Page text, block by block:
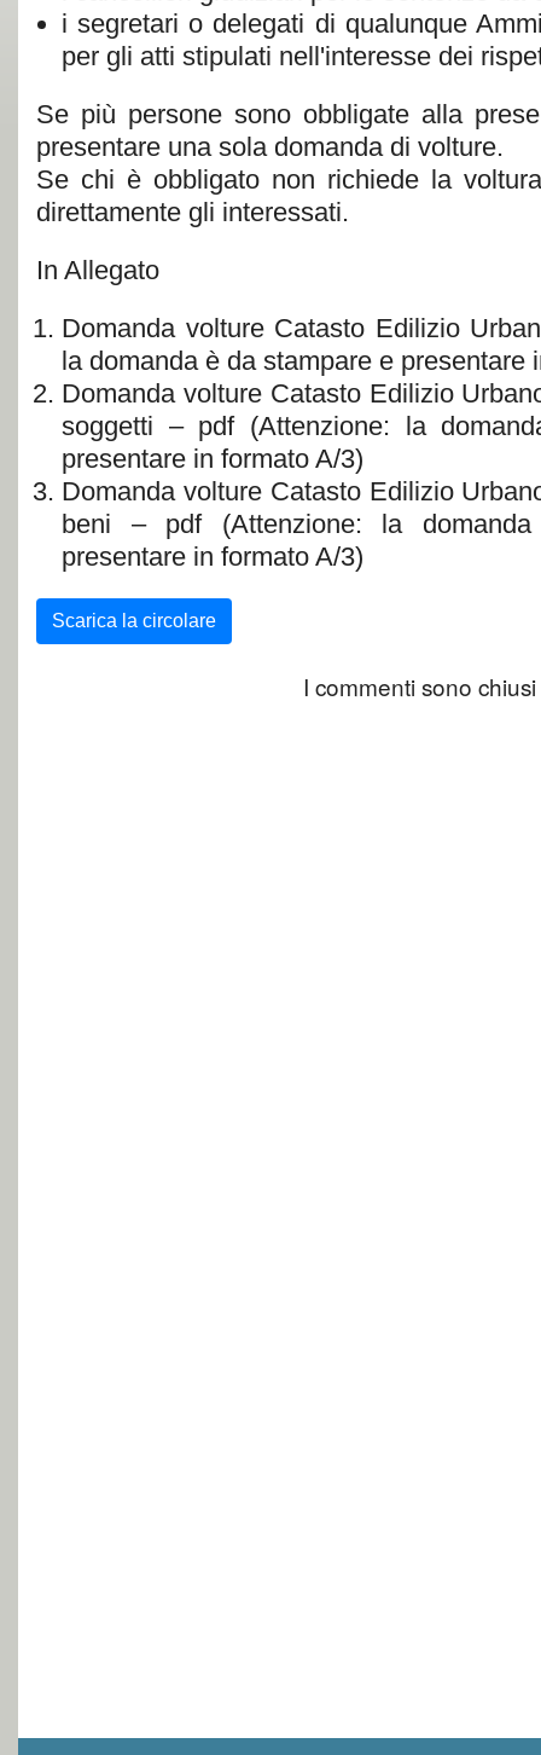
i segretari o delegati di qualunque
per gli atti stipulati nell'interesse dei
Se più persone sono obbligate alla
presentare una sola domanda di volture.
Se chi è obbligato non richiede la
direttamente gli interessati.
In Allegato
Domanda volture Catasto Edilizio
la domanda è da stampare e presentare
Domanda volture Catasto Edilizio
soggetti – pdf (Attenzione: la
presentare in formato A/3)
Domanda volture Catasto Edilizio
beni – pdf (Attenzione: la
presentare in formato A/3)
Scarica la circolare
I commenti sono chiusi